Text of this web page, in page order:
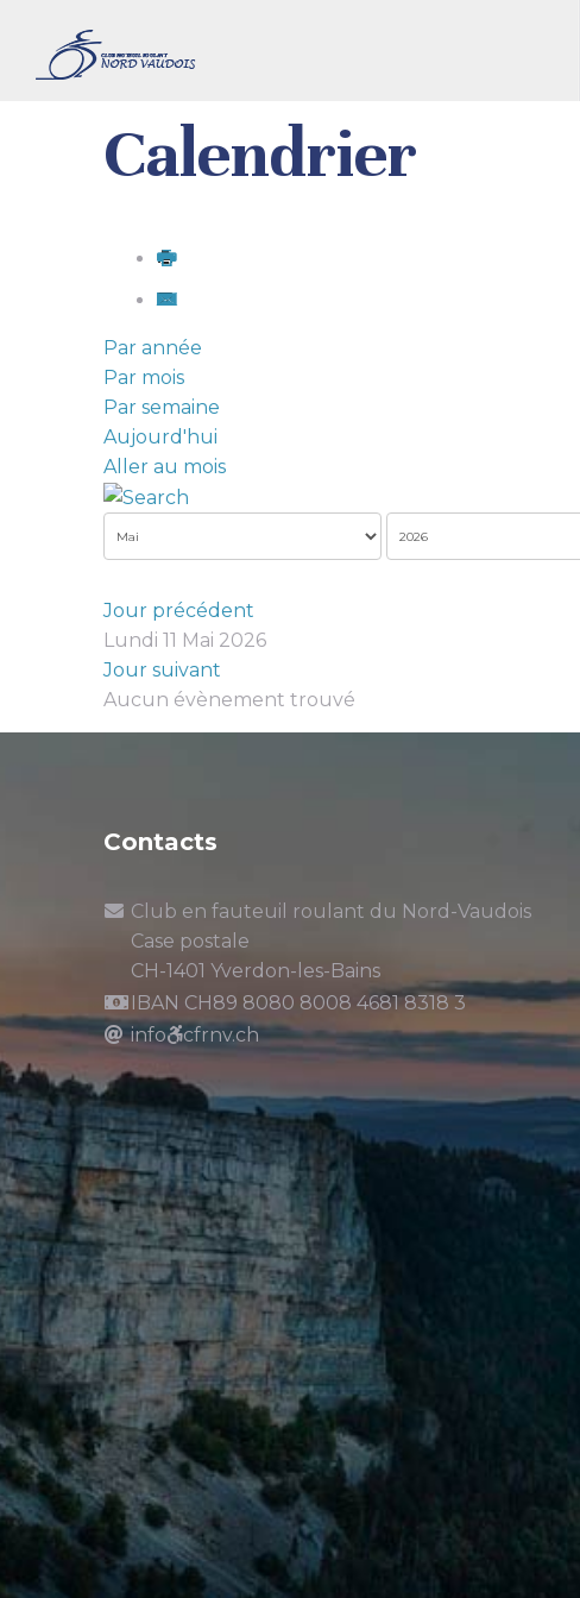
Calendrier
Par année
Par mois
Par semaine
Aujourd'hui
Aller au mois
Jour précédent
Lundi 11 Mai 2026
Jour suivant
Aucun évènement trouvé
Contacts
Club en fauteuil roulant du Nord-Vaudois
Case postale
CH-1401 Yverdon-les-Bains
IBAN CH89 8080 8008 4681 8318 3
info
cfrnv.ch